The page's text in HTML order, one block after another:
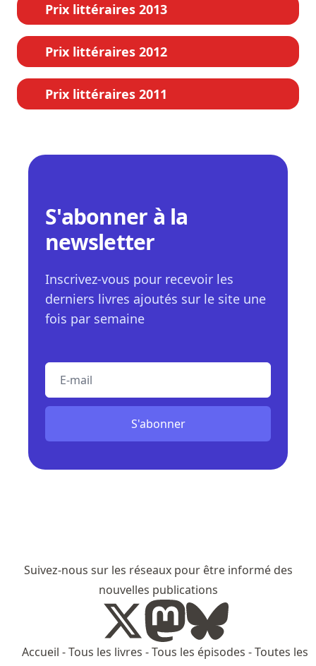
Prix littéraires 2013
Prix littéraires 2012
Prix littéraires 2011
S'abonner à la
newsletter
Inscrivez-vous pour recevoir les
derniers livres ajoutés sur le site une
fois par semaine
S'abonner
Suivez-nous sur les réseaux pour être informé des
nouvelles publications
Accueil -Tous les livres -Tous les épisodes -Toutes les